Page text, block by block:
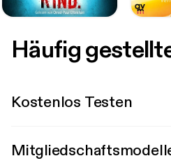
Häufig
Kostenlos Testen